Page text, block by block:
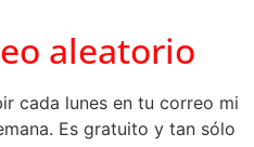
aleatorio
cada lunes en tu correo mi
Es gratuito y tan sólo